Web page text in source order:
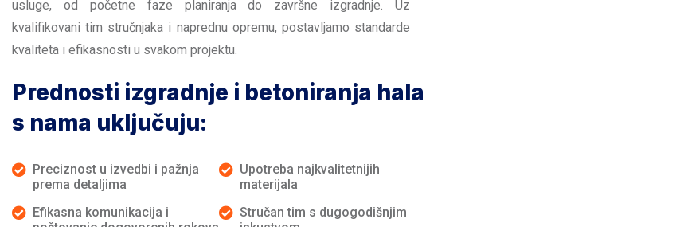
usluge, od početne faze planiranja do završne izgradnje. Uz
kvalifikovani tim stručnjaka i naprednu opremu, postavljamo standarde
kvaliteta i efikasnosti u svakom projektu.
Prednosti izgradnje i betoniranja hala
s nama uključuju:
Preciznost u izvedbi i pažnja
prema detaljima
Upotreba najkvalitetnijih
materijala
Efikasna komunikacija i
Stručan tim s dugogodišnjim